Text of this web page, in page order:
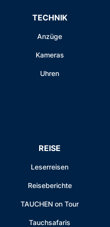
TECHNIK
Anzüge
Kameras
Uhren
REISE
Leserreisen
Reiseberichte
TAUCHEN on Tour
Tauchsafaris